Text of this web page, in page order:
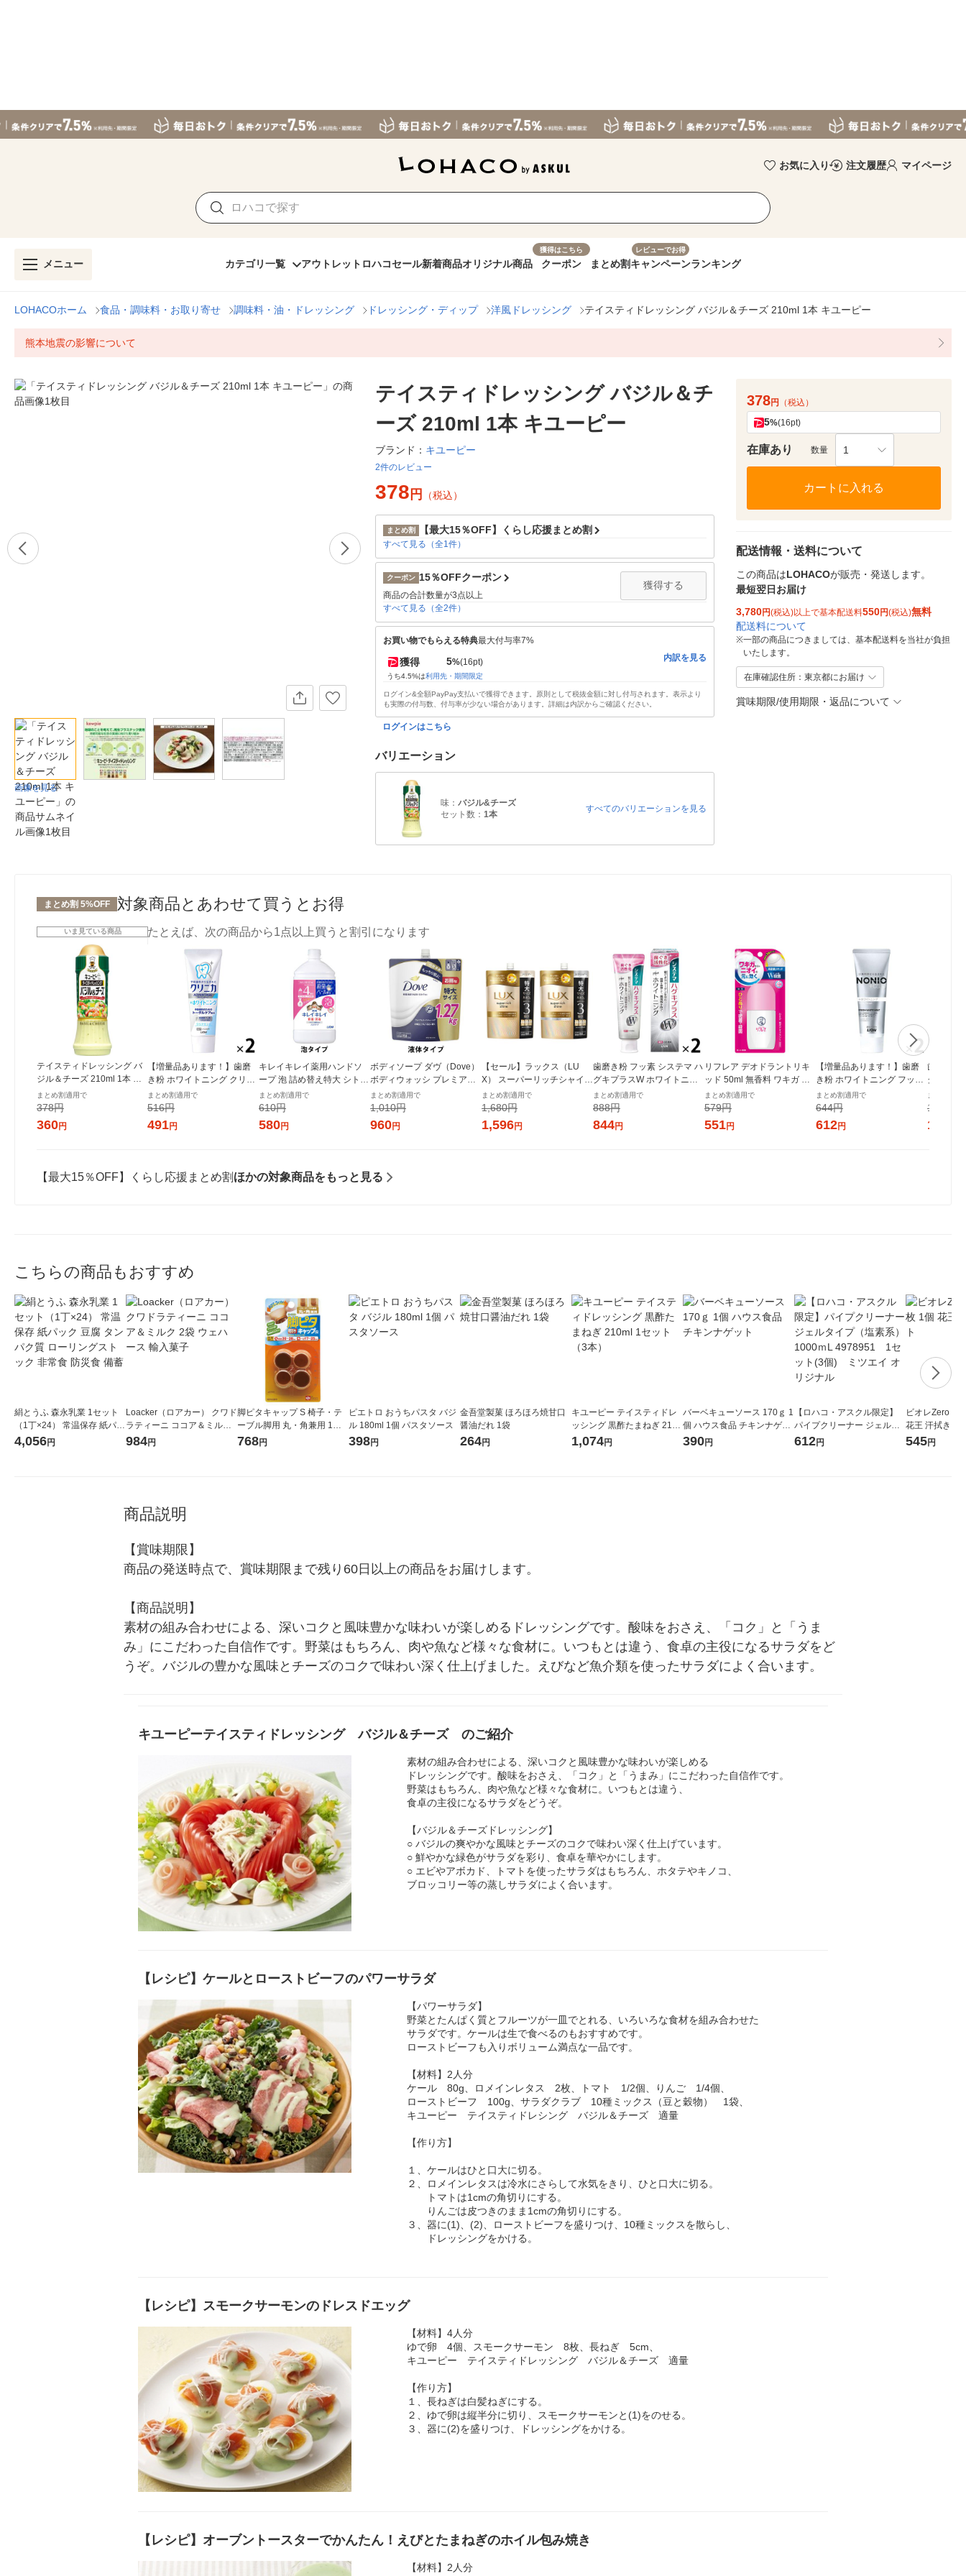
お気に入り 注文履歴 マイページ
メニュー カテゴリ一覧 アウトレット ロハコセール新着商品オリジナル商品
獲得はこちら
クーポン まとめ割
レビューでお得
キャンペーンランキング
LOHACOホーム 食品・調味料・お取り寄せ 調味料・油・ドレッシング ドレッシング・ディップ 洋風ドレッシング テイスティドレッシング バジル＆チーズ 210ml 1本 キユーピー
熊本地震の影響について
画像を見る
テイスティドレッシング バジル＆チ
ーズ 210ml 1本 キユーピー
ブランド： キユーピー
2件のレビュー
378 円 （税込）
まとめ割 【最大15％OFF】くらし応援まとめ割
すべて見る（全1件）
クーポン 15％OFFクーポン
商品の合計数量が3点以上
獲得する
すべて見る（全2件）
お買い物でもらえる特典最大付与率7%
獲得 5%(16pt)
うち4.5%は利用先・期間限定
内訳を見る
ログイン&全額PayPay支払いで獲得できます。原則として税抜金額に対し付与されます。表示より
も実際の付与数、付与率が少ない場合があります。詳細は内訳からご確認ください。
ログインはこちら
バリエーション
味： バジル&チーズ
セット数： 1本
すべてのバリエーションを見る
378円 （税込）
5%(16pt)
在庫あり 数量 1
カートに入れる
配送情報・送料について
この商品はLOHACOが販売・発送します。
最短翌日お届け
3,780円(税込)以上で基本配送料550円(税込)無料
配送料について
※一部の商品につきましては、基本配送料を当社が負担
いたします。
在庫確認住所：東京都にお届け
賞味期限/使用期限・返品について
まとめ割 5%OFF 対象商品とあわせて買うとお得
いま見ている商品
テイスティドレッシング バ
ジル＆チーズ 210ml 1本 キ
ユーピー
まとめ割適用で
378円
360円
たとえば、次の商品から1点以上買うと割引になります
【増量品あります！】歯磨
き粉 ホワイトニング クリニ
カアドバンテージ +ホワイト
ニング ハミガキ クリアミン
ト 130g 2セット ライオン
まとめ割適用で
516円
491円
キレイキレイ薬用ハンドソ
ープ 泡 詰め替え特大 シトラ
スフルーティ 800ml 殺菌 保
湿 (泡タイプ)ライオン
まとめ割適用で
610円
580円
ボディソープ ダヴ（Dove）
ボディウォッシ プレミアム
モイスチャーケア つめかえ
用 特大 1270g Dove 液体タ
イプ
まとめ割適用で
1,010円
960円
【セール】ラックス（LU
X） スーパーリッチシャイン
ダメージリペア 補修 シャン
プー+コンディショナー セッ
ト 詰替 特大 各870g ユニリ
ーバ
まとめ割適用で
1,680円
1,596円
歯磨き粉 フッ素 システマ ハ
グキプラスW ホワイトニン
グ ハミガキ 高濃度フッ素配
合 歯周病予防 95g 1セット
（2本） ライオン
まとめ割適用で
888円
844円
リフレア デオドラントリキ
ッド 50ml 無香料 ワキガ 制
汗剤 ロート製薬
まとめ割適用で
579円
551円
【増量品あります！】歯磨
き粉 ホワイトニング フッ素
NONIO（ノニオ）プラスホ
ワイトニング ハミガキ 130g
1セット（2本）ライオン 口
臭予防
まとめ割適用で
644円
612円
歯磨き粉
グキプラ
復成分ダ
防 90g 1
まとめ割適
1,140円
1,083
【最大15％OFF】くらし応援まとめ割 ほかの対象商品をもっと見る
こちらの商品もおすすめ
絹とうふ 森永乳業 1セット
（1丁×24） 常温保存 紙パッ
ク 豆腐 タンパク質 ローリン
4,056円
Loacker（ロアカー） クワド
ラティーニ ココア＆ミルク
2袋 ウェハース 輸入菓子
984円
脚ピタキャップ S 椅子・テ
ーブル脚用 丸・角兼用 1セ
ット（4個入） レック
768円
ピエトロ おうちパスタ バジ
ル 180ml 1個 パスタソース
398円
金吾堂製菓 ほろほろ焼甘口
醤油だれ 1袋
264円
キユーピー テイスティドレ
ッシング 黒酢たまねぎ 210
ml 1セット（3本）
1,074円
バーベキューソース 170ｇ 1
個 ハウス食品 チキンナゲッ
ト
390円
【ロハコ・アスクル限定】
パイプクリーナー ジェルタ
イプ（塩素系） 1000ｍL 49
612円
ビオレZero 無
花王 汗拭きシ
545円
商品説明
【賞味期限】
商品の発送時点で、賞味期限まで残り60日以上の商品をお届けします。
【商品説明】
素材の組み合わせによる、深いコクと風味豊かな味わいが楽しめるドレッシングです。酸味をおさえ、「コク」と「うま
み」にこだわった自信作です。野菜はもちろん、肉や魚など様々な食材に。いつもとは違う、食卓の主役になるサラダをど
うぞ。バジルの豊かな風味とチーズのコクで味わい深く仕上げました。えびなど魚介類を使ったサラダによく合います。
キユーピーテイスティドレッシング バジル＆チーズ のご紹介
素材の組み合わせによる、深いコクと風味豊かな味わいが楽しめる
ドレッシングです。酸味をおさえ、「コク」と「うまみ」にこだわった自信作です。
野菜はもちろん、肉や魚など様々な食材に。いつもとは違う、
食卓の主役になるサラダをどうぞ。
【バジル＆チーズドレッシング】
○ バジルの爽やかな風味とチーズのコクで味わい深く仕上げています。
○ 鮮やかな緑色がサラダを彩り、食卓を華やかにします。
○ エビやアボカド、トマトを使ったサラダはもちろん、ホタテやキノコ、
ブロッコリー等の蒸しサラダによく合います。
【レシピ】ケールとローストビーフのパワーサラダ
【パワーサラダ】
野菜とたんぱく質とフルーツが一皿でとれる、いろいろな食材を組み合わせた
サラダです。ケールは生で食べるのもおすすめです。
ローストビーフも入りボリューム満点な一品です。
【材料】2人分
ケール 80g、ロメインレタス 2枚、トマト 1/2個、りんご 1/4個、
ローストビーフ 100g、サラダクラブ 10種ミックス（豆と穀物） 1袋、
キユーピー テイスティドレシング バジル＆チーズ 適量
【作り方】
１、ケールはひと口大に切る。
２、ロメインレタスは冷水にさらして水気をきり、ひと口大に切る。
トマトは1cmの角切りにする。
りんごは皮つきのまま1cmの角切りにする。
３、器に(1)、(2)、ローストビーフを盛りつけ、10種ミックスを散らし、
ドレッシングをかける。
【レシピ】スモークサーモンのドレスドエッグ
【材料】4人分
ゆで卵 4個、スモークサーモン 8枚、長ねぎ 5cm、
キユーピー テイスティドレッシング バジル＆チーズ 適量
【作り方】
１、長ねぎは白髪ねぎにする。
２、ゆで卵は縦半分に切り、スモークサーモンと(1)をのせる。
３、器に(2)を盛りつけ、ドレッシングをかける。
【レシピ】オーブントースターでかんたん！えびとたまねぎのホイル包み焼き
【材料】2人分